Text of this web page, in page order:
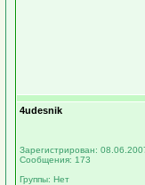
4udesnik
Зарегистрирован:
Сообщения: 173
Группы: Нет